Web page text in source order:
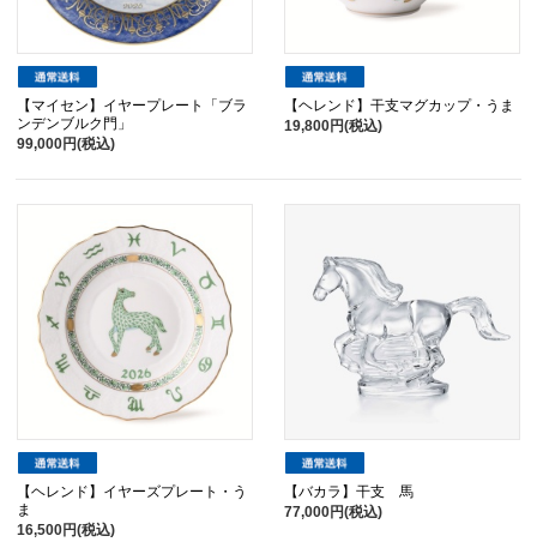
【マイセン】イヤープレート「ブラ
ンデンブルク門」
99,000円(税込)
【ヘレンド】干支マグカップ・うま
19,800円(税込)
【ヘレンド】イヤーズプレート・う
ま
16,500円(税込)
【バカラ】干支 馬
77,000円(税込)